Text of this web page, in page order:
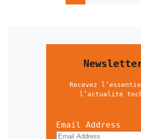
Recevez
l’actualité
Email Address